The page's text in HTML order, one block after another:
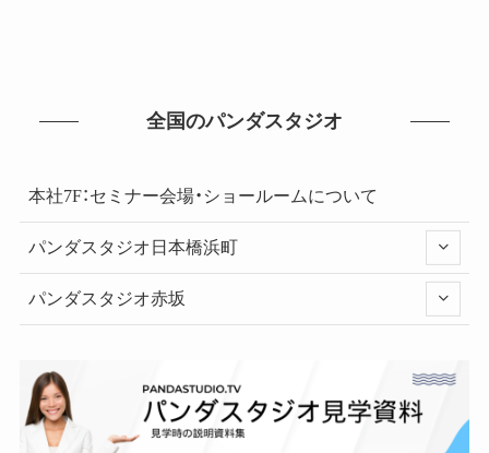
全国のパンダスタジオ
本社7F：セミナー会場・ショールームについて
パンダスタジオ日本橋浜町
パンダスタジオ赤坂